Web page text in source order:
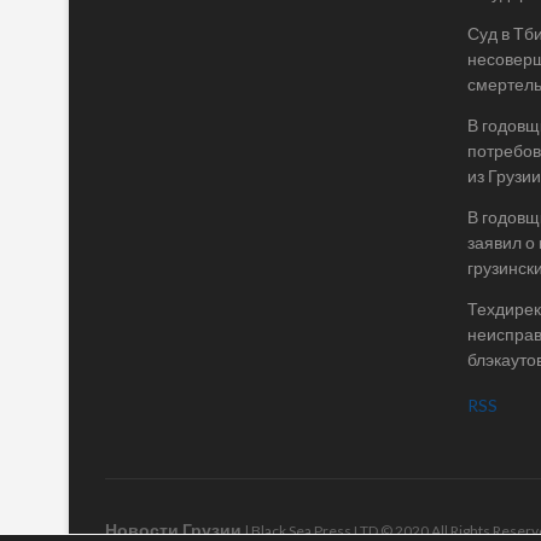
Суд в
В
из Грузии
В
заявил
RSS
Новости Грузии| Black Sea Press LTD © 2020 All Rights